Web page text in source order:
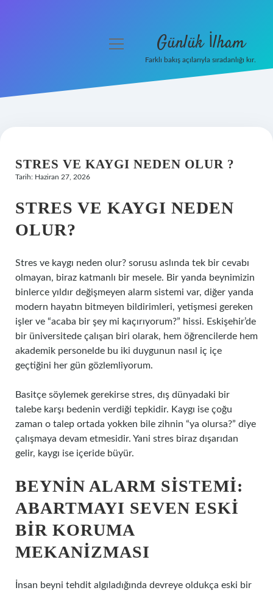
Hakkımızda
menüyü
Günlük İlham
Farklı bakış açılarıyla sıradanlığı kır.
STRES VE KAYGI NEDEN OLUR ?
Tarih: Haziran 27, 2026
STRES VE KAYGI NEDEN
OLUR?
Stres ve kaygı neden olur? sorusu aslında tek bir cevabı
olmayan, biraz katmanlı bir mesele. Bir yanda beynimizin
binlerce yıldır değişmeyen alarm sistemi var, diğer yanda
modern hayatın bitmeyen bildirimleri, yetişmesi gereken
işler ve “acaba bir şey mi kaçırıyorum?” hissi. Eskişehir’de
bir üniversitede çalışan biri olarak, hem öğrencilerde hem
akademik personelde bu iki duygunun nasıl iç içe
geçtiğini her gün gözlemliyorum.
Basitçe söylemek gerekirse stres, dış dünyadaki bir
talebe karşı bedenin verdiği tepkidir. Kaygı ise çoğu
zaman o talep ortada yokken bile zihnin “ya olursa?” diye
çalışmaya devam etmesidir. Yani stres biraz dışarıdan
gelir, kaygı ise içeride büyür.
BEYNIN ALARM SISTEMI:
ABARTMAYI SEVEN ESKI
BIR KORUMA
MEKANIZMASI
İnsan beyni tehdit algıladığında devreye oldukça eski bir